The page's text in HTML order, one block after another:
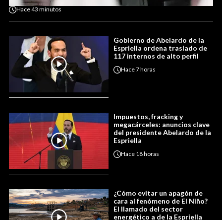
Hace43 minutos
Gobierno de Abelardo de la
Espriella ordena traslado de
117 internos de alto perfil
Hace7 horas
Impuestos, fracking y
megacárceles: anuncios clave
del presidente Abelardo de la
Espriella
Hace 18 horas
¿Cómo evitar un apagón de
cara al fenómeno de El Niño?
El llamado del sector
energético a de la Espriella